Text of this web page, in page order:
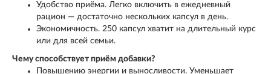
Удобство приёма. Легко включить в ежедневный
рацион — достаточно нескольких капсул в день.
Экономичность. 250 капсул хватит на длительный курс
или для всей семьи.
Чему способствует приём добавки?
Повышению энергии и выносливости. Уменьшает